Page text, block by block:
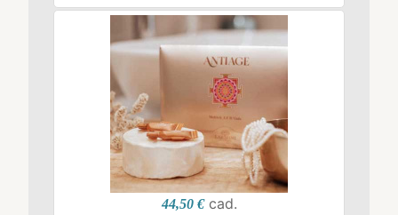
44,50 € cad.